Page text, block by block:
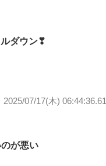
ルダウン❣
2025/07/17(木) 06:44:36.61
が悪い